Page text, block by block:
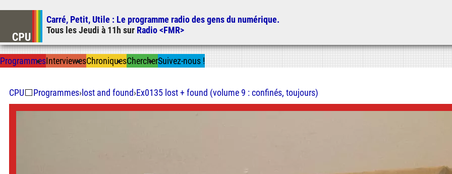
Carré, Petit, Utile : Le programme radio des gens du numérique.
Tous lesJeudi à 11h sur Radio <FMR>
ProgrammesInterviewesChroniquesChercherSuivez-nous !
CPU⬜Programmes›lost and found›Ex0135 lost + found (volume 9 : confinés, toujours)